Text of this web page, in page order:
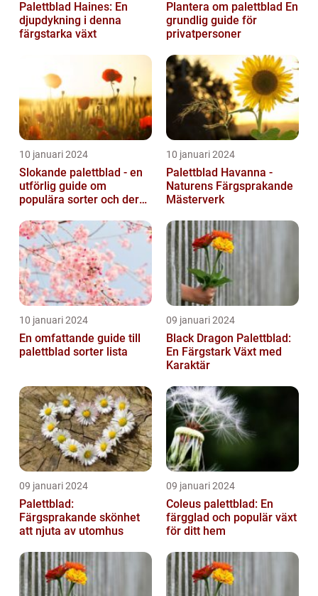
Palettblad Haines: En
djupdykning i denna
färgstarka växt
Plantera om palettblad En
grundlig guide för
privatpersoner
10 januari 2024
Slokande palettblad - en
utförlig guide om
populära sorter och deras
10 januari 2024
Palettblad Havanna -
Naturens Färgsprakande
Mästerverk
10 januari 2024
En omfattande guide till
palettblad sorter lista
09 januari 2024
Black Dragon Palettblad:
En Färgstark Växt med
Karaktär
09 januari 2024
Palettblad:
Färgsprakande skönhet
att njuta av utomhus
09 januari 2024
Coleus palettblad: En
färgglad och populär växt
för ditt hem